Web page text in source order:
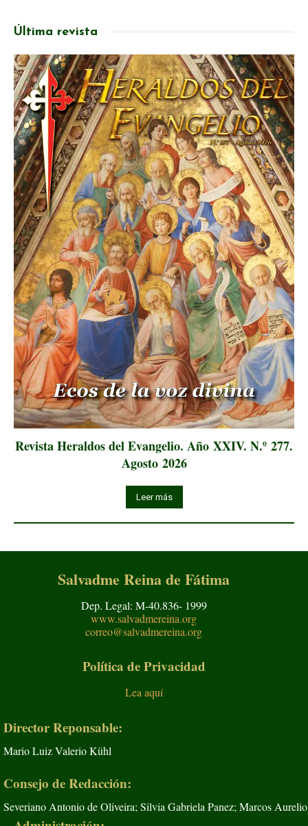
Última revista
Revista Heraldos del Evangelio. Año XXIV. N.º 277.
Agosto 2026
Leer más
Salvadme Reina de Fátima
Dep. Legal: M-40.836- 1999
www.salvadmereina.org
correo@salvadmereina.org
Política de Privacidad
Lea aquí
Director Reponsable:
Mario Luiz Valerio Kühl
Consejo de Redacción:
Severiano Antonio de Oliveira; Silvia Gabriela Panez; Marcos